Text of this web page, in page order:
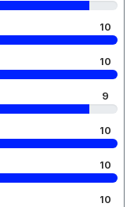
10
10
9
10
10
10